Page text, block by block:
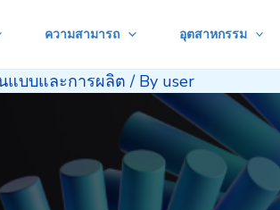
ความสามารถ อุตสาหกรรม
แบบและการผลิต / By user